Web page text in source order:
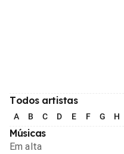
Todos artistas
A B C D E F G H
Músicas
Em alta